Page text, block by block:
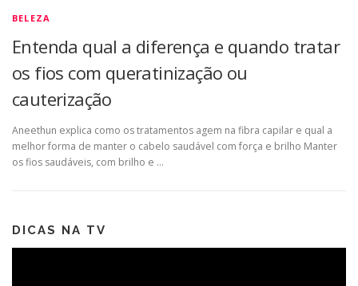
BELEZA
Entenda qual a diferença e quando tratar
os fios com queratinização ou
cauterização
Aneethun explica como os tratamentos agem na fibra capilar e qual a
melhor forma de manter o cabelo saudável com força e brilho Manter
os fios saudáveis, com brilho e …
DICAS NA TV